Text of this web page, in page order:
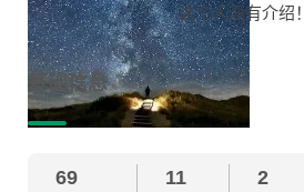
这个人没有介绍！
基础信息
69 11 2